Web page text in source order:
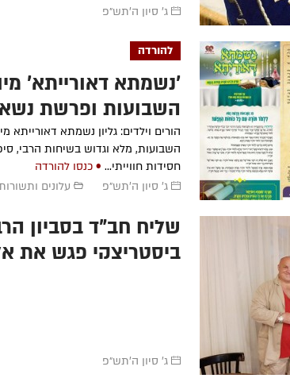
ג' סיון ה׳תש״פ
להורדה
'נשמתא דאורייתא'
השבועות ופרשת נשא
הורים וילדים: גליון נשמתא דאורייתא
השבועות, מלא וגדוש בשיחות הרבי,
חסידות חווייתי... • כנסו להורדה
ג' סיון ה׳תש״פ
עלונים
שליח חב"ד בסביון
ביסטריצקי פגש את
השבוע, והעניק לו זוג
ג' סיון ה׳תש״פ